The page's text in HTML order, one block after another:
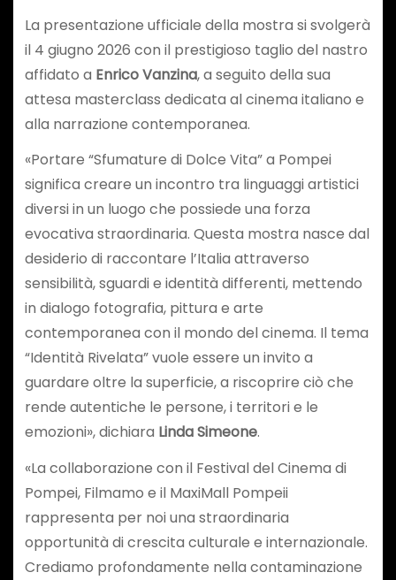
La presentazione ufficiale della mostra si svolgerà
il 4 giugno 2026 con il prestigioso taglio del nastro
affidato a Enrico Vanzina, a seguito della sua
attesa masterclass dedicata al cinema italiano e
alla narrazione contemporanea.
«Portare “Sfumature di Dolce Vita” a Pompei
significa creare un incontro tra linguaggi artistici
diversi in un luogo che possiede una forza
evocativa straordinaria. Questa mostra nasce dal
desiderio di raccontare l’Italia attraverso
sensibilità, sguardi e identità differenti, mettendo
in dialogo fotografia, pittura e arte
contemporanea con il mondo del cinema. Il tema
“Identità Rivelata” vuole essere un invito a
guardare oltre la superficie, a riscoprire ciò che
rende autentiche le persone, i territori e le
emozioni», dichiara Linda Simeone.
«La collaborazione con il Festival del Cinema di
Pompei, Filmamo e il MaxiMall Pompeii
rappresenta per noi una straordinaria
opportunità di crescita culturale e internazionale.
Crediamo profondamente nella contaminazione